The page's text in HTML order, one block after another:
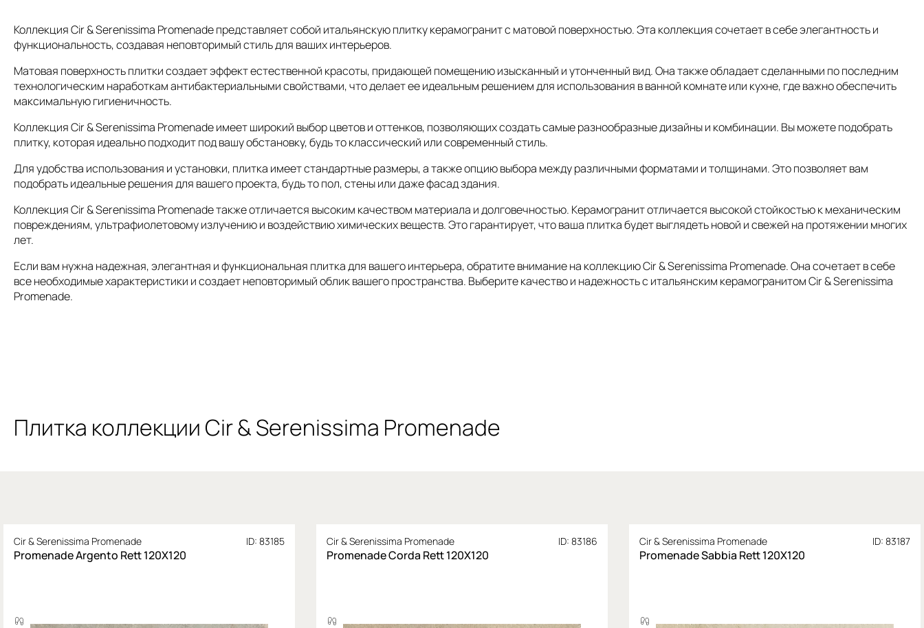
Коллекция Cir & Serenissima Promenade представляет собой итальянскую плитку керамогранит с матовой поверхностью. Эта коллекция сочетает в себе элегантность и
функциональность, создавая неповторимый стиль для ваших интерьеров.
Матовая поверхность плитки создает эффект естественной красоты, придающей помещению изысканный и утонченный вид. Она также обладает сделанными по последним
технологическим наработкам антибактериальными свойствами, что делает ее идеальным решением для использования в ванной комнате или кухне, где важно обеспечить
максимальную гигиеничность.
Коллекция Cir & Serenissima Promenade имеет широкий выбор цветов и оттенков, позволяющих создать самые разнообразные дизайны и комбинации. Вы можете подобрать
плитку, которая идеально подходит под вашу обстановку, будь то классический или современный стиль.
Для удобства использования и установки, плитка имеет стандартные размеры, а также опцию выбора между различными форматами и толщинами. Это позволяет вам
подобрать идеальные решения для вашего проекта, будь то пол, стены или даже фасад здания.
Коллекция Cir & Serenissima Promenade также отличается высоким качеством материала и долговечностью. Керамогранит отличается высокой стойкостью к механическим
повреждениям, ультрафиолетовому излучению и воздействию химических веществ. Это гарантирует, что ваша плитка будет выглядеть новой и свежей на протяжении многих
лет.
Если вам нужна надежная, элегантная и функциональная плитка для вашего интерьера, обратите внимание на коллекцию Cir & Serenissima Promenade. Она сочетает в себе
все необходимые характеристики и создает неповторимый облик вашего пространства. Выберите качество и надежность с итальянским керамогранитом Cir & Serenissima
Promenade.
Плитка коллекции Cir & Serenissima Promenade
Cir & Serenissima Promenade ID: 83185
Promenade Argento Rett 120X120
Cir & Serenissima Promenade ID: 83186
Promenade Corda Rett 120X120
Cir & Serenissima Promenade ID: 83187
Promenade Sabbia Rett 120X120